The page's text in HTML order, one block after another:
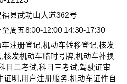
福县武功山大道362号
至周五8:00-12:00 14:30-17:30
车注册登记,机动车转移登记,核发
核发机动车临时号牌,机动车补换
目二考试,科目三考试,驾驶证审
证明,用户注册服务,机动车证件自